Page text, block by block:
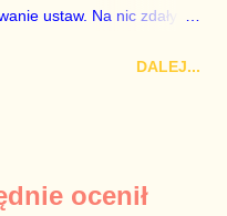
ustaw. Na nic zdały
od woli polityków. To
że podpisał ustawy, bo
DALEJ...
ocenił